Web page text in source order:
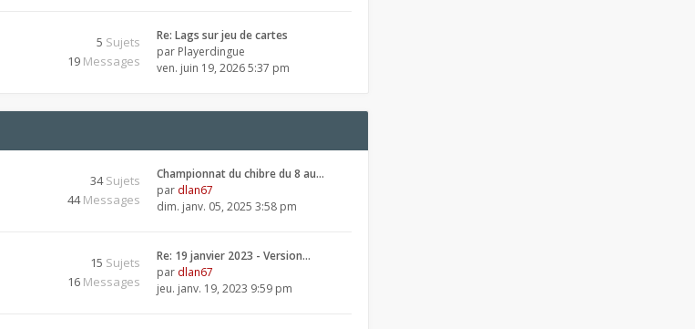
5 Sujets
19 Messages
Re: Lags sur jeu de cartes
par Playerdingue
ven. juin 19, 2026 5:37 pm
34Sujets
44Messages
Championnat du chibre du 8 au…
par dlan67
dim. janv. 05, 2025 3:58 pm
15 Sujets
16 Messages
Re: 19 janvier 2023 - Version…
par dlan67
jeu. janv. 19, 2023 9:59 pm